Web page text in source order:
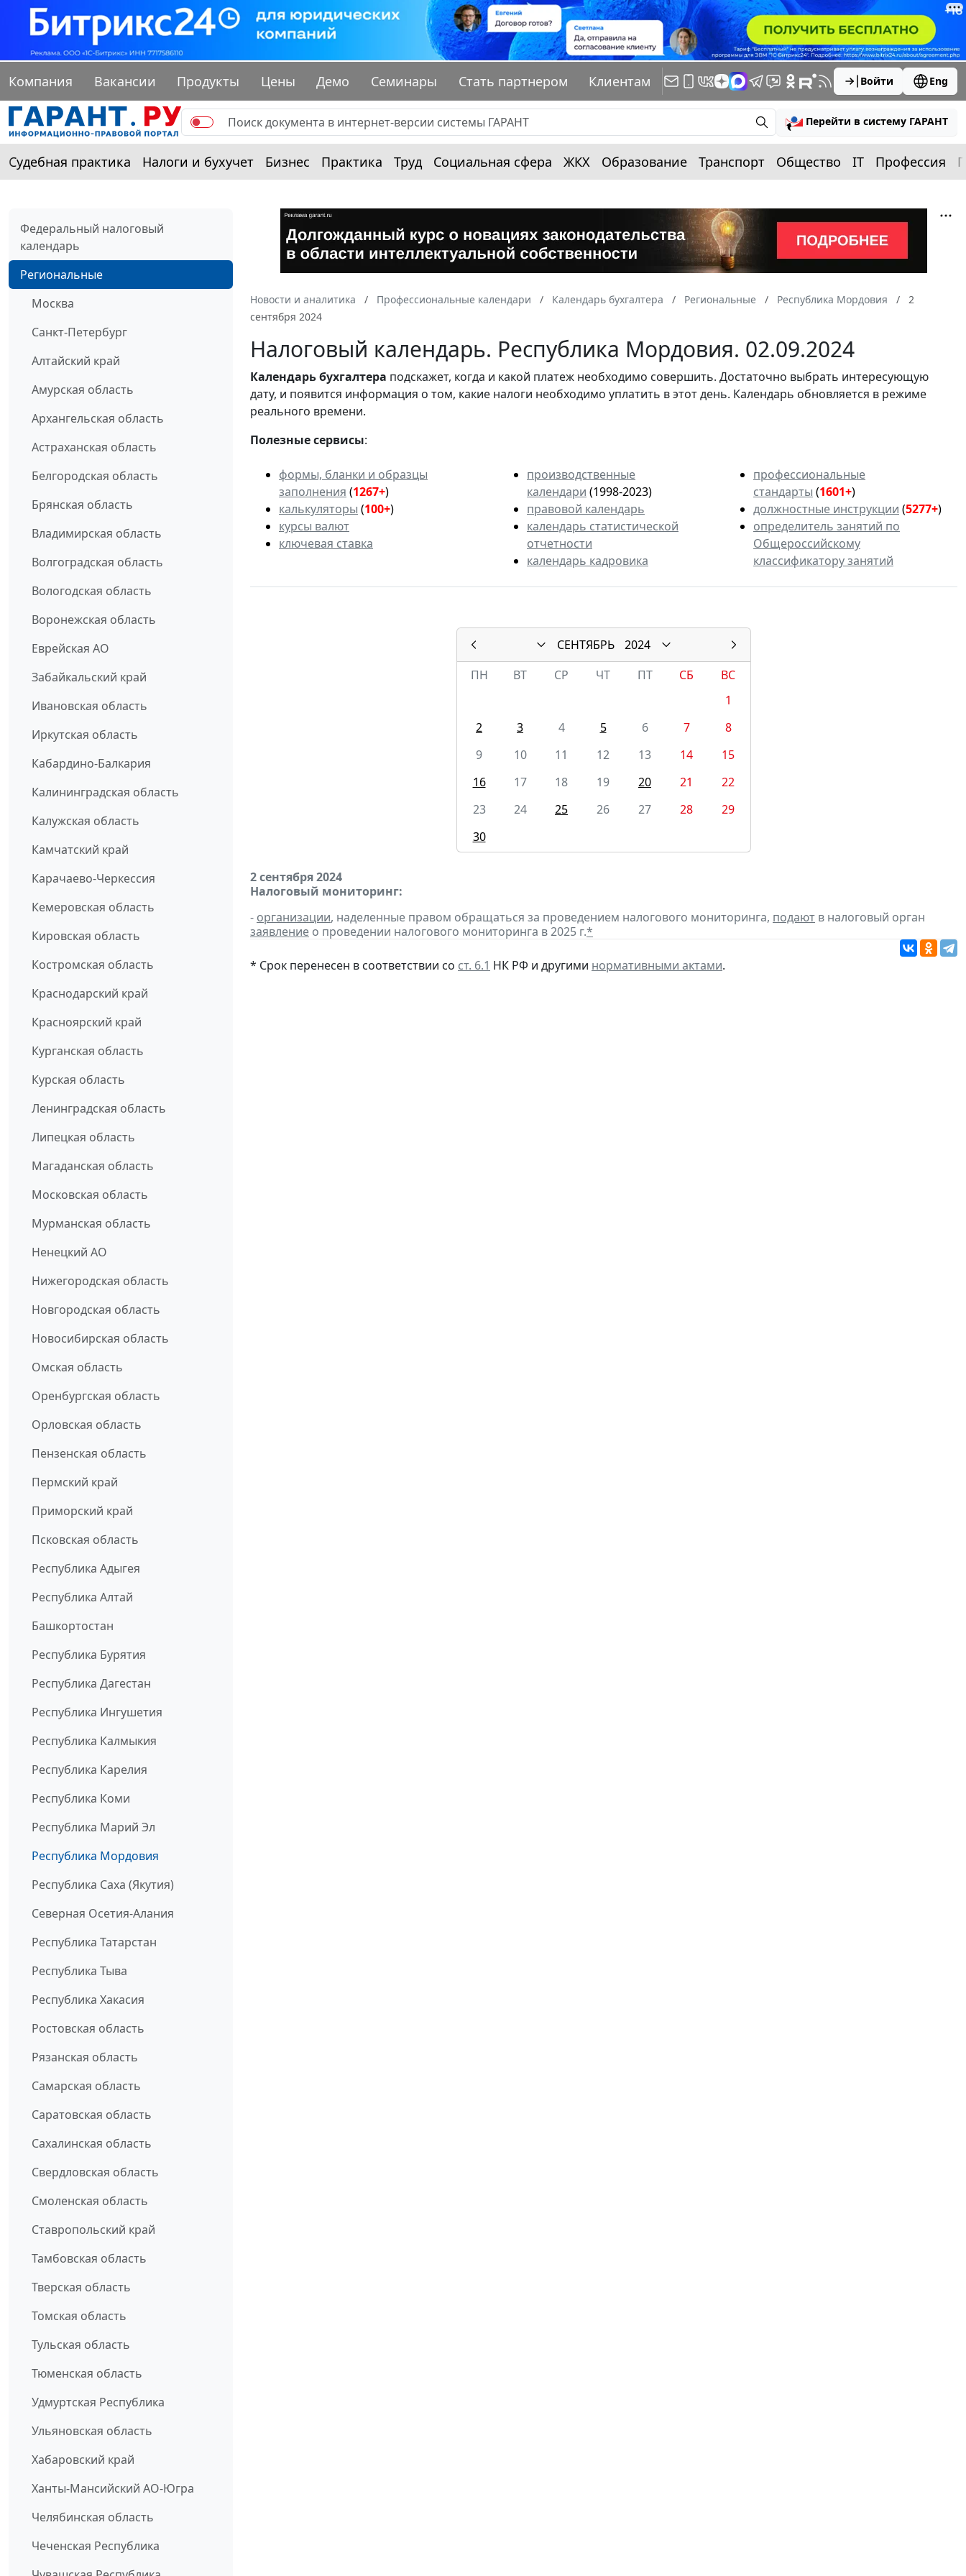
Компания Вакансии Продукты Цены Демо Семинары Стать партнером Клиентам Войти Eng
Перейти в систему ГАРАНТ
Судебная практика Налоги и бухучет Бизнес Практика Труд Социальная сфера ЖКХ Образование Транспорт Общество IT Профессия
Федеральный налоговый
календарь
Региональные
Москва
Санкт-Петербург
Алтайский край
Амурская область
Архангельская область
Астраханская область
Белгородская область
Брянская область
Владимирская область
Волгоградская область
Вологодская область
Воронежская область
Еврейская АО
Забайкальский край
Ивановская область
Иркутская область
Кабардино-Балкария
Калининградская область
Калужская область
Камчатский край
Карачаево-Черкессия
Кемеровская область
Кировская область
Костромская область
Краснодарский край
Красноярский край
Курганская область
Курская область
Ленинградская область
Липецкая область
Магаданская область
Московская область
Мурманская область
Ненецкий АО
Нижегородская область
Новгородская область
Новосибирская область
Омская область
Оренбургская область
Орловская область
Пензенская область
Пермский край
Приморский край
Псковская область
Республика Адыгея
Республика Алтай
Башкортостан
Республика Бурятия
Республика Дагестан
Республика Ингушетия
Республика Калмыкия
Республика Карелия
Республика Коми
Республика Марий Эл
Республика Мордовия
Республика Саха (Якутия)
Северная Осетия-Алания
Республика Татарстан
Республика Тыва
Республика Хакасия
Ростовская область
Рязанская область
Самарская область
Саратовская область
Сахалинская область
Свердловская область
Смоленская область
Ставропольский край
Тамбовская область
Тверская область
Томская область
Тульская область
Тюменская область
Удмуртская Республика
Ульяновская область
Хабаровский край
Ханты-Мансийский АО-Югра
Челябинская область
Чеченская Республика
Новости и аналитика Профессиональные календари Календарь бухгалтера Региональные Республика Мордовия
2
сентября 2024
Налоговый календарь. Республика Мордовия. 02.09.2024
Календарьбухгалтера подскажет, когда и какой платеж необходимо совершить. Достаточно выбрать интересующую
дату, и появится информация о том, какие налоги необходимо уплатить в этот день. Календарь обновляется в режиме
реального времени.
Полезные сервисы:
формы, бланки и образцы
заполнения (1267+)
калькуляторы (100+)
курсы валют
ключевая ставка
производственные
календари (1998-2023)
правовой календарь
календарь статистической
отчетности
календарь кадровика
профессиональные
стандарты (1601+)
должностные инструкции (5277+)
определитель занятий по
Общероссийскому
классификатору занятий
СЕНТЯБРЬ
2024
ПН
ВТ СР ЧТ ПТ СБ
ВС
1
2
3 4 5 6 7
8
9
10 11 12 13 14
15
16
17 18 19 20 21
22
23
24 25 26 27 28
29
30
2 сентября 2024
Налоговый мониторинг:
- организации, наделенные правом обращаться за проведением налогового мониторинга, подают в налоговый орган
заявление о проведении налогового мониторинга в 2025 г.*
* Срок перенесен в соответствии со ст. 6.1 НК РФ и другими нормативными актами.